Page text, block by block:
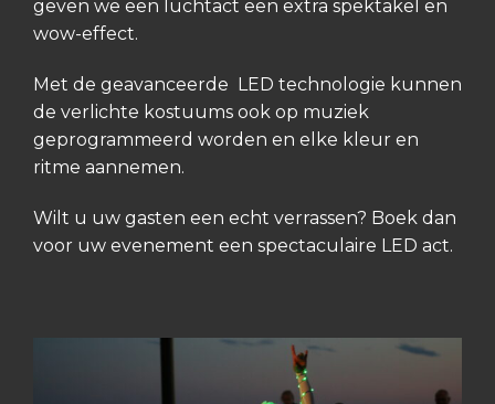
geven we een luchtact een extra spektakel en
wow-effect.
Met de geavanceerde LED technologie kunnen
de verlichte kostuums ook op muziek
geprogrammeerd worden en elke kleur en
ritme aannemen.
Wilt u uw gasten een echt verrassen? Boek dan
voor uw evenement een spectaculaire LED act.